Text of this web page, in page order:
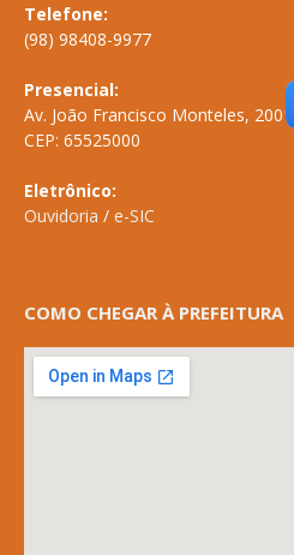
Telefone:
(98) 98408-9977
Presencial:
Av. João Francisco Monteles,
CEP: 65525000
Eletrônico:
Ouvidoria / e-SIC
COMO CHEGAR À PREFEITURA